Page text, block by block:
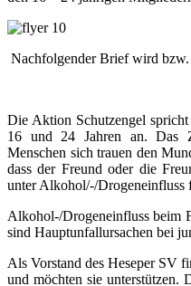
Nachfolgender Brief wird
Die Aktion Schutzengel
16 und 24 Jahren an. Das
Menschen sich trauen den
dass der Freund oder die
unter Alkohol/-/Drogeneinfluss
Alkohol-/Drogeneinfluss beim
sind Hauptunfallursachen bei
Als Vorstand des Heseper SV
und möchten sie unterstützen.